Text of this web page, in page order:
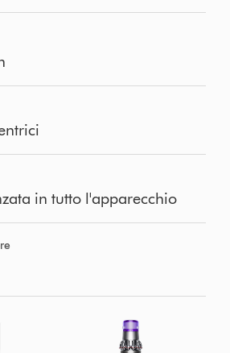
in tutto l'apparecchio